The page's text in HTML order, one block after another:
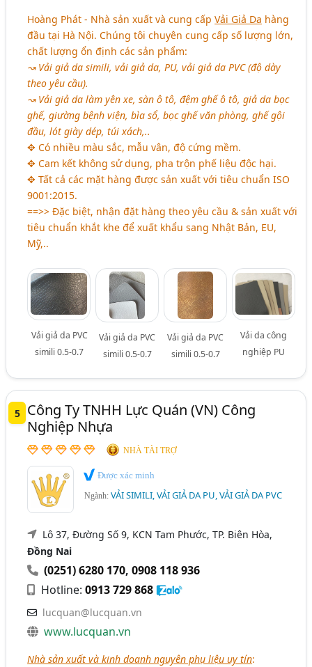
Hoàng Phát - Nhà sản xuất và cung cấpVải Giả Da hàng
đầu tại Hà Nội. Chúng tôi chuyên cung cấp số lượng lớn,
chất lượng ổn định các sản phẩm:
↝ Vải giả da simili, vải giả da, PU, vải giả da PVC (độ dày
theo yêu cầu).
↝ Vải giả da làm yên xe, sàn ô tô, đệm ghế ô tô, giả da bọc
ghế, giường bệnh viện, bìa sổ, bọc ghế văn phòng, ghế gội
đầu, lót giày dép, túi xách,..
✥ Có nhiều màu sắc, mẫu vân, độ cứng mềm.
✥ Cam kết không sử dụng, pha trộn phế liệu độc hại.
✥ Tất cả các mặt hàng được sản xuất với tiêu chuẩn ISO
9001:2015.
==>> Đặc biệt, nhận đặt hàng theo yêu cầu & sản xuất với
tiêu chuẩn khắt khe để xuất khẩu sang Nhật Bản, EU,
Mỹ,..
Vải giả da PVC
simili 0.5-0.7
Vải giả da PVC
simili 0.5-0.7
Vải giả da PVC
simili 0.5-0.7
Vải da công
nghiệp PU
5
Công Ty TNHH Lực Quán (VN) Công
Nghiệp Nhựa
NHÀ TÀI TRỢ
Được xác minh
Ngành:VẢI SIMILI, VẢI GIẢ DA PU, VẢI GIẢ DA PVC
Lô 37, Đường Số 9, KCN Tam Phước, TP. Biên Hòa,
Đồng Nai
(0251) 6280 170,0908 118 936
Hotline:0913 729 868
lucquan@lucquan.vn
www.lucquan.vn
Nhà sản xuất và kinh doanh nguyên phụ liệu uy tín: